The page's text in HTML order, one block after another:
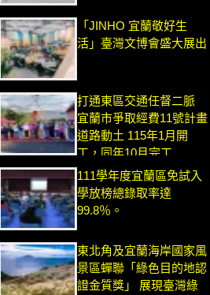
「JINHO 宜蘭敬好生
活」臺灣文博會盛大展出
打通東區交通任督二脈
宜蘭市爭取經費11號計畫
道路動土 115年1月開
工，同年10月完工
111學年度宜蘭區免試入
學放榜總錄取率達
99.8％。
東北角及宜蘭海岸國家風
景區蟬聯「綠色目的地認
證金質獎」 展現臺灣綠